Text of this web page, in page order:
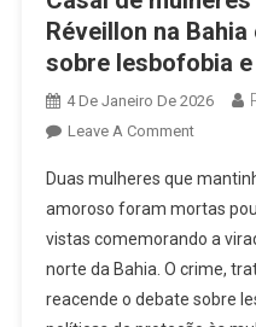
Réveillon na
sobre lesbofobia
4 De Janeiro De 2026
Leave A CommentOn
De
Mulheres
É
Após
Duas mulheres que
amoroso foram mortas
vistas comemorando a
norte da Bahia. O crime,
reacende o debate sobre